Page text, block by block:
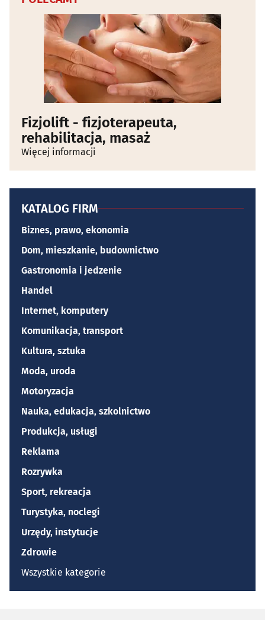
Fizjolift - fizjoterapeuta,
rehabilitacja, masaż
Więcej informacji
KATALOG FIRM
Biznes, prawo, ekonomia
Dom, mieszkanie, budownictwo
Gastronomia i jedzenie
Handel
Internet, komputery
Komunikacja, transport
Kultura, sztuka
Moda, uroda
Motoryzacja
Nauka, edukacja, szkolnictwo
Produkcja, usługi
Reklama
Rozrywka
Sport, rekreacja
Turystyka, noclegi
Urzędy, instytucje
Zdrowie
Wszystkie kategorie